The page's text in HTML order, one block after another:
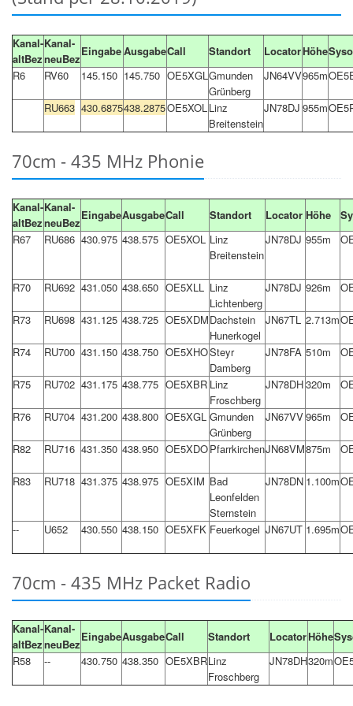
Kanal-
altBez
Kanal-
neuBez
EingabeAusgabeCall Standort LocatorHöhe
R6
RV60 145.150 145.750 OE5XGLGmunden
Grünberg
JN64VV965m
RU663 430.6875438.2875OE5XOLLinz
Breitenstein
JN78DJ 955m
70cm - 435 MHz Phonie
Kanal-
altBez
Kanal-
neuBez
EingabeAusgabeCall Standort Locator Höhe
R67
RU686 430.975 438.575 OE5XOL Linz
Breitenstein
JN78DJ 955m
R70 RU692 431.050 438.650 OE5XLL Linz
Lichtenberg
JN78DJ 926m
R73 RU698 431.125 438.725 OE5XDMDachstein
Hunerkogel
JN67TL 2.713m
R74 RU700 431.150 438.750 OE5XHOSteyr
Damberg
JN78FA 510m
R75 RU702 431.175 438.775 OE5XBR Linz
Froschberg
JN78DH320m
R76 RU704 431.200 438.800 OE5XGL Gmunden
Grünberg
JN67VV965m
R82 RU716 431.350 438.950 OE5XDOPfarrkirchenJN68VM875m
R83 RU718 431.375 438.975 OE5XIM Bad
Leonfelden
Sternstein
JN78DN 1.100m
-- U652 430.550 438.150 OE5XFK Feuerkogel JN67UT 1.695m
70cm - 435 MHz Packet Radio
Kanal-
altBez
Kanal-
neuBez
EingabeAusgabeCall Standort LocatorHöhe
R58
-- 430.750 438.350 OE5XBRLinz
Froschberg
JN78DH320m